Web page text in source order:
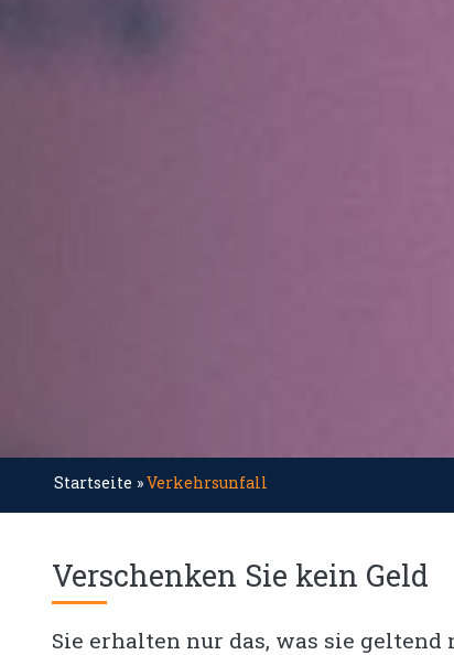
Startseite »Verkehrsunfall
Verschenken Sie kein Geld
Sie erhalten nur das, was sie